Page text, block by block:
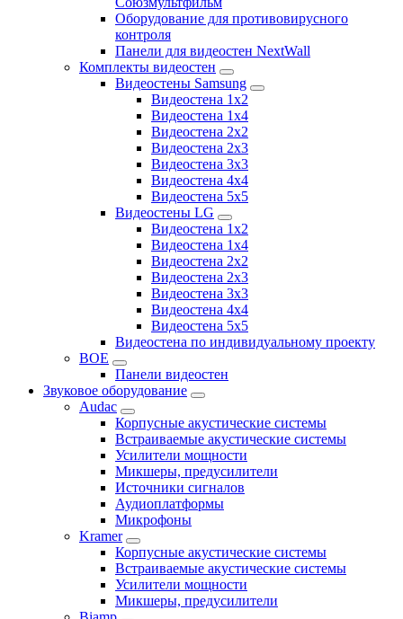
Оборудование для противовирусного
контроля
Панели для видеостен NextWall
Комплекты видеостен
Видеостены Samsung
Видеостена 1x2
Видеостена 1x4
Видеостена 2x2
Видеостена 2х3
Видеостена 3x3
Видеостена 4x4
Видеостена 5x5
Видеостены LG
Видеостена 1x2
Видеостена 1x4
Видеостена 2x2
Видеостена 2x3
Видеостена 3x3
Видеостена 4x4
Видеостена 5x5
Видеостена по индивидуальному проекту
BOE
Панели видеостен
Звуковое оборудование
Audac
Корпусные акустические системы
Встраиваемые акустические системы
Усилители мощности
Микшеры, предусилители
Источники сигналов
Аудиоплатформы
Микрофоны
Kramer
Корпусные акустические системы
Встраиваемые акустические системы
Усилители мощности
Микшеры, предусилители